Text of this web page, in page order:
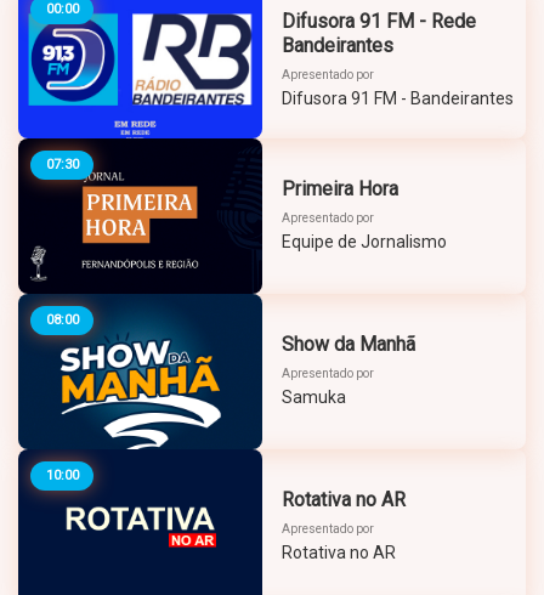
00:00
Difusora 91 FM - Rede
Bandeirantes
Apresentado por
Difusora 91 FM - Bandeirantes
07:30
Primeira Hora
Apresentado por
Equipe de Jornalismo
08:00
Show da Manhã
Apresentado por
Samuka
10:00
Rotativa no AR
Apresentado por
Rotativa no AR